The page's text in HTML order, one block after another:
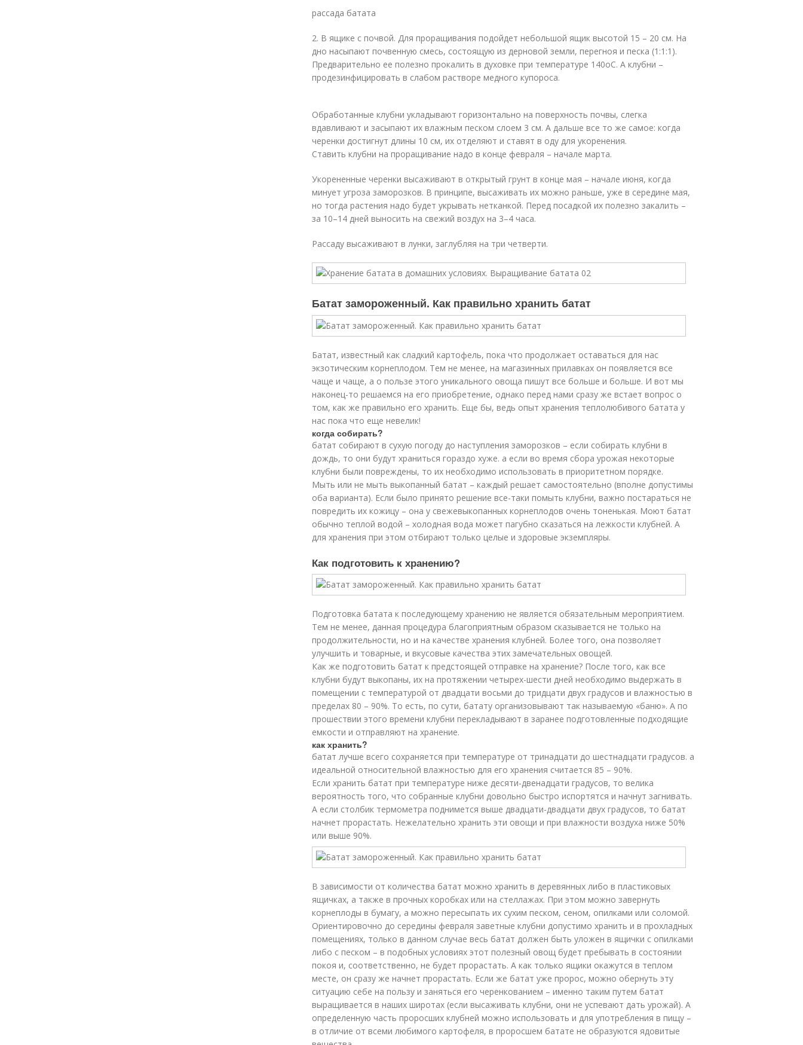
рассада батата
2. В ящике с почвой. Для проращивания подойдет небольшой ящик высотой 15 – 20 см. На
дно насыпают почвенную смесь, состоящую из дерновой земли, перегноя и песка (1:1:1).
Предварительно ее полезно прокалить в духовке при температуре 140оС. А клубни –
продезинфицировать в слабом растворе медного купороса.
Обработанные клубни укладывают горизонтально на поверхность почвы, слегка
вдавливают и засыпают их влажным песком слоем 3 см. А дальше все то же самое: когда
черенки достигнут длины 10 см, их отделяют и ставят в оду для укоренения.
Ставить клубни на проращивание надо в конце февраля – начале марта.
Укорененные черенки высаживают в открытый грунт в конце мая – начале июня, когда
минует угроза заморозков. В принципе, высаживать их можно раньше, уже в середине мая,
но тогда растения надо будет укрывать нетканкой. Перед посадкой их полезно закалить –
за 10–14 дней выносить на свежий воздух на 3–4 часа.
Рассаду высаживают в лунки, заглубляя на три четверти.
Батат замороженный. Как правильно хранить батат
Батат, известный как сладкий картофель, пока что продолжает оставаться для нас
экзотическим корнеплодом. Тем не менее, на магазинных прилавках он появляется все
чаще и чаще, а о пользе этого уникального овоща пишут все больше и больше. И вот мы
наконец-то решаемся на его приобретение, однако перед нами сразу же встает вопрос о
том, как же правильно его хранить. Еще бы, ведь опыт хранения теплолюбивого батата у
нас пока что еще невелик!
когда собирать?
батат собирают в сухую погоду до наступления заморозков – если собирать клубни в
дождь, то они будут храниться гораздо хуже. а если во время сбора урожая некоторые
клубни были повреждены, то их необходимо использовать в приоритетном порядке.
Мыть или не мыть выкопанный батат – каждый решает самостоятельно (вполне допустимы
оба варианта). Если было принято решение все-таки помыть клубни, важно постараться не
повредить их кожицу – она у свежевыкопанных корнеплодов очень тоненькая. Моют батат
обычно теплой водой – холодная вода может пагубно сказаться на лежкости клубней. А
для хранения при этом отбирают только целые и здоровые экземпляры.
Как подготовить к хранению?
Подготовка батата к последующему хранению не является обязательным мероприятием.
Тем не менее, данная процедура благоприятным образом сказывается не только на
продолжительности, но и на качестве хранения клубней. Более того, она позволяет
улучшить и товарные, и вкусовые качества этих замечательных овощей.
Как же подготовить батат к предстоящей отправке на хранение? После того, как все
клубни будут выкопаны, их на протяжении четырех-шести дней необходимо выдержать в
помещении с температурой от двадцати восьми до тридцати двух градусов и влажностью в
пределах 80 – 90%. То есть, по сути, батату организовывают так называемую «баню». А по
прошествии этого времени клубни перекладывают в заранее подготовленные подходящие
емкости и отправляют на хранение.
как хранить?
батат лучше всего сохраняется при температуре от тринадцати до шестнадцати градусов. а
идеальной относительной влажностью для его хранения считается 85 – 90%.
Если хранить батат при температуре ниже десяти-двенадцати градусов, то велика
вероятность того, что собранные клубни довольно быстро испортятся и начнут загнивать.
А если столбик термометра поднимется выше двадцати-двадцати двух градусов, то батат
начнет прорастать. Нежелательно хранить эти овощи и при влажности воздуха ниже 50%
или выше 90%.
В зависимости от количества батат можно хранить в деревянных либо в пластиковых
ящичках, а также в прочных коробках или на стеллажах. При этом можно завернуть
корнеплоды в бумагу, а можно пересыпать их сухим песком, сеном, опилками или соломой.
Ориентировочно до середины февраля заветные клубни допустимо хранить и в прохладных
помещениях, только в данном случае весь батат должен быть уложен в ящички с опилками
либо с песком – в подобных условиях этот полезный овощ будет пребывать в состоянии
покоя и, соответственно, не будет прорастать. А как только ящики окажутся в теплом
месте, он сразу же начнет прорастать. Если же батат уже пророс, можно обернуть эту
ситуацию себе на пользу и заняться его черенкованием – именно таким путем батат
выращивается в наших широтах (если высаживать клубни, они не успевают дать урожай). А
определенную часть проросших клубней можно использовать и для употребления в пищу –
в отличие от всеми любимого картофеля, в проросшем батате не образуются ядовитые